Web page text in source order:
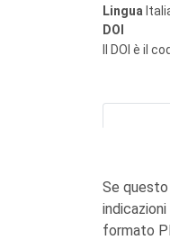
Lingua
DOI
Il DOI è il
Se
formato